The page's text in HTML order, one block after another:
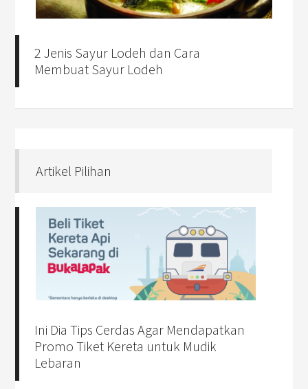
2 Jenis Sayur Lodeh dan Cara
Membuat Sayur Lodeh
Artikel Pilihan
Ini Dia Tips Cerdas Agar Mendapatkan
Promo Tiket Kereta untuk Mudik
Lebaran